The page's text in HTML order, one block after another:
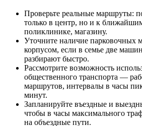
Проверьте реальные маршруты:
только в центр, но и к
поликлинике, магазину.
Уточните наличие парковочных
корпусом, если в семье две
разбирают быстро.
Рассмотрите возможность
общественного транспорта —
маршрутов, интервалы в часы
минут.
Запланируйте въездные и
чтобы в часы максимального
на объездные пути.